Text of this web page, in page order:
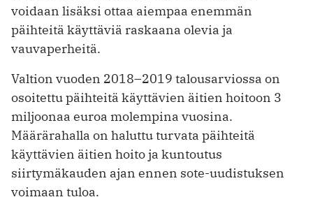
voidaan lisäksi ottaa aiempaa enemmän
päihteitä käyttäviä raskaana olevia ja
vauvaperheitä.
Valtion vuoden 2018–2019 talousarviossa on
osoitettu päihteitä käyttävien äitien hoitoon 3
miljoonaa euroa molempina vuosina.
Määrärahalla on haluttu turvata päihteitä
käyttävien äitien hoito ja kuntoutus
siirtymäkauden ajan ennen sote-uudistuksen
voimaan tuloa.